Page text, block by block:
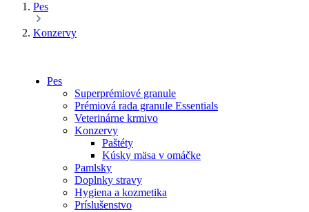
Pes
Konzervy
Pes
Superprémiové granule
Prémiová rada granule Essentials
Veterinárne krmivo
Konzervy
Paštéty
Kúsky mäsa v omáčke
Pamlsky
Doplnky stravy
Hygiena a kozmetika
Príslušenstvo